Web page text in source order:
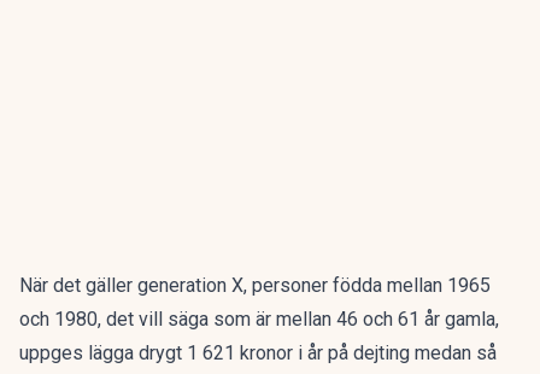
När det gäller generation X, personer födda mellan 1965
och 1980, det vill säga som är mellan 46 och 61 år gamla,
uppges lägga drygt 1 621 kronor i år på dejting medan så